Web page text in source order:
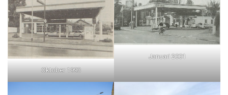
Oktober 1993
Januari 2001